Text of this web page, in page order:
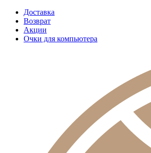
Доставка
Возврат
Акции
Очки для компьютера